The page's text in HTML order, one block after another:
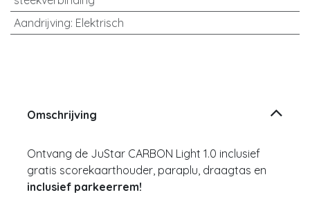
Aandrijving: Elektrisch
Omschrijving
Ontvang de JuStar CARBON Light 1.0 inclusief
gratis scorekaarthouder, paraplu, draagtas en
inclusief parkeerrem!